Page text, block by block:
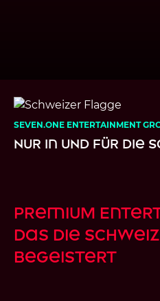
SEVEN.ONE ENTERTAINMENT
Nur in und für die
Premium
das die Schweiz
begeistert